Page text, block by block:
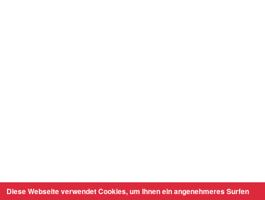
Diese Webseite verwendet Cookies, um Ihnen ein angenehmeres Surfen